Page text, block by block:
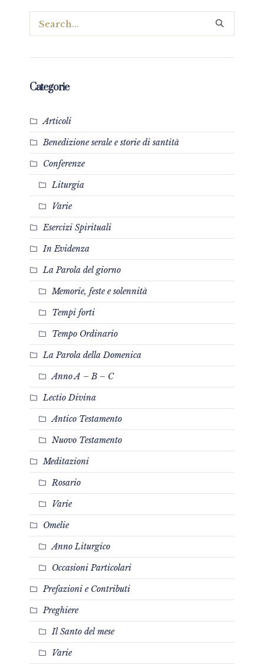
Categorie
Articoli
Benedizione serale e storie di santità
Conferenze
Liturgia
Varie
Esercizi Spirituali
In Evidenza
La Parola del giorno
Memorie, feste e solennità
Tempi forti
Tempo Ordinario
La Parola della Domenica
Anno A – B – C
Lectio Divina
Antico Testamento
Nuovo Testamento
Meditazioni
Rosario
Varie
Omelie
Anno Liturgico
Occasioni Particolari
Prefazioni e Contributi
Preghiere
Il Santo del mese
Varie